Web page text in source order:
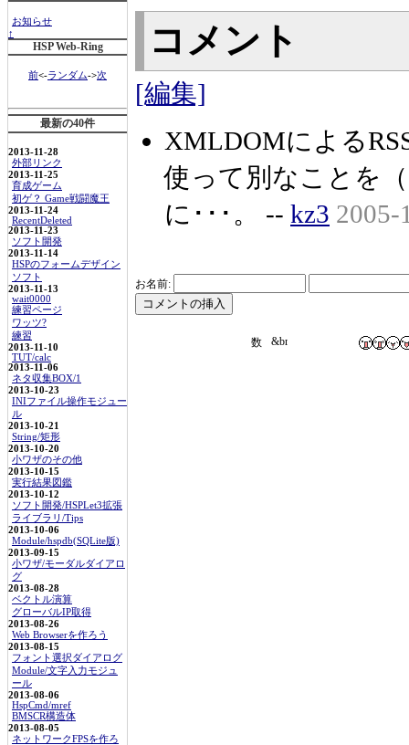
お知らせ
↑
HSP Web-Ring
前<-ランダム->次
最新の40件
2013-11-28
外部リンク
2013-11-25
育成ゲーム
初ゲ？ Game戦闘魔王
2013-11-24
RecentDeleted
2013-11-23
ソフト開発
2013-11-14
HSPのフォームデザイン
ソフト
2013-11-13
wait0000
練習ページ
ワッツ?
練習
2013-11-10
TUT/calc
2013-11-06
ネタ収集BOX/1
2013-10-23
INIファイル操作モジュー
ル
2013-10-21
String/矩形
2013-10-20
小ワザのその他
2013-10-15
実行結果図鑑
2013-10-12
ソフト開発/HSPLet3拡張
ライブラリ/Tips
2013-10-06
Module/hspdb(SQLite版)
2013-09-15
小ワザ/モーダルダイアロ
グ
2013-08-28
ベクトル演算
グローバルIP取得
2013-08-26
Web Browserを作ろう
2013-08-15
フォント選択ダイアログ
Module/文字入力モジュ
ール
2013-08-06
HspCmd/mref
BMSCR構造体
2013-08-05
ネットワークFPSを作ろ
コメント
[編集]
XMLDOMによる
使って別なことを
に･･･。 -- kz3 2005-
お名前: